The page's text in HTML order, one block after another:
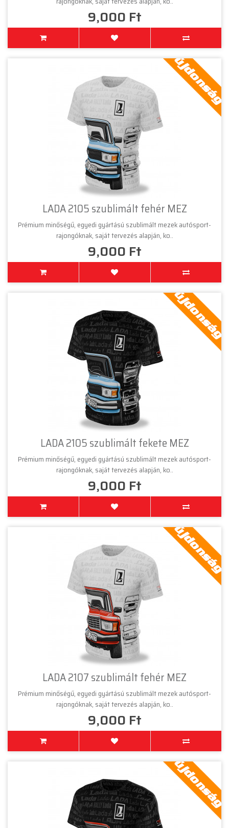
9,000 Ft
LADA 2105 szublimált fehér MEZ
Prémium minőségű, egyedi gyártású szublimált mezek autósport-
rajongóknak, saját tervezés alapján, ko..
9,000 Ft
LADA 2105 szublimált fekete MEZ
Prémium minőségű, egyedi gyártású szublimált mezek autósport-
rajongóknak, saját tervezés alapján, ko..
9,000 Ft
LADA 2107 szublimált fehér MEZ
Prémium minőségű, egyedi gyártású szublimált mezek autósport-
rajongóknak, saját tervezés alapján, ko..
9,000 Ft